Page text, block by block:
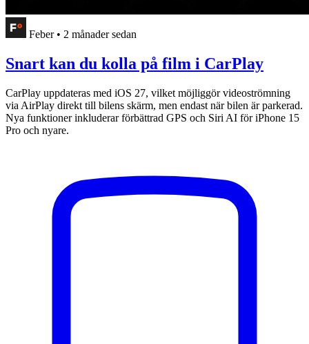
Feber • 2 månader sedan
Snart kan du kolla på film i CarPlay
CarPlay uppdateras med iOS 27, vilket möjliggör videoströmning
via AirPlay direkt till bilens skärm, men endast när bilen är parkerad.
Nya funktioner inkluderar förbättrad GPS och Siri AI för iPhone 15
Pro och nyare.